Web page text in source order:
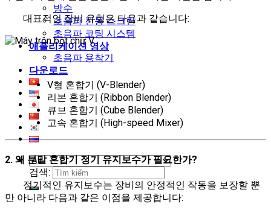
방수
초음파 진동 스크린
초음파 코팅 시스템
애플리케이션 영상
초음파 용착기
다운로드
검색:
대표적인 장비 유형은 다음과 같습니다:
V형 혼합기 (V-Blender)
리본 혼합기 (Ribbon Blender)
큐브 혼합기 (Cube Blender)
고속 혼합기 (High-speed Mixer)
2. 왜 분말 혼합기 정기 유지보수가 필요한가?
정기적인 유지보수는 장비의 안정적인 작동을 보장할 뿐
만 아니라 다음과 같은 이점을 제공합니다: